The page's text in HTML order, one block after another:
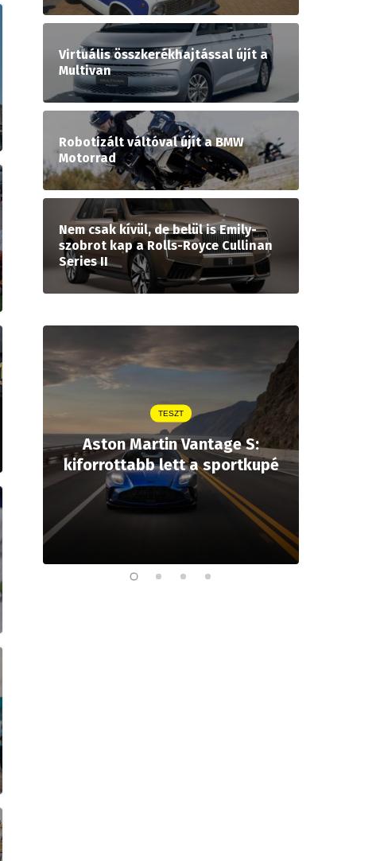
Virtuális összkerékhajtással újít a
Multivan
Robotizált váltóval újít a BMW
Motorrad
Nem csak kívül, de belül is Emily-
szobrot kap a Rolls-Royce Cullinan
Series II
TESZT
Aston Martin Vantage S:
kiforrottabb lett a sportkupé